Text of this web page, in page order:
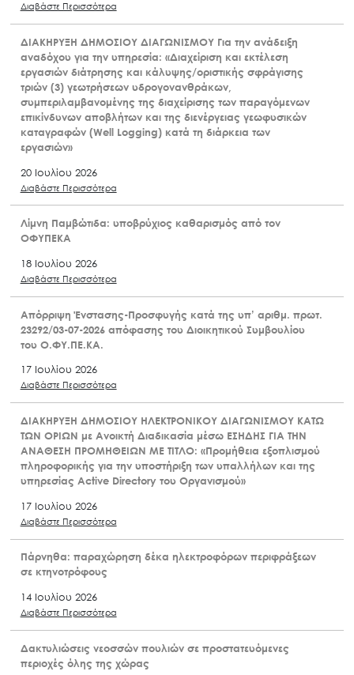
Διαβάστε Περισσότερα
ΔΙΑΚΗΡΥΞΗ ΔΗΜΟΣΙΟΥ ΔΙΑΓΩΝΙΣΜΟΥ Για την ανάδειξη
αναδόχου για την υπηρεσία: «Διαχείριση και εκτέλεση
εργασιών διάτρησης και κάλυψης/οριστικής σφράγισης
τριών (3) γεωτρήσεων υδρογονανθράκων,
συμπεριλαμβανομένης της διαχείρισης των παραγόμενων
επικίνδυνων αποβλήτων και της διενέργειας γεωφυσικών
καταγραφών (Well Logging) κατά τη διάρκεια των
εργασιών»
20 Ιουλίου 2026
Διαβάστε Περισσότερα
Λίμνη Παμβώτιδα: υποβρύχιος καθαρισμός από τον
ΟΦΥΠΕΚΑ
18 Ιουλίου 2026
Διαβάστε Περισσότερα
Απόρριψη Ένστασης-Προσφυγής κατά της υπ’ αριθμ. πρωτ.
23292/03-07-2026 απόφασης του Διοικητικού Συμβουλίου
του Ο.ΦΥ.ΠΕ.ΚΑ.
17 Ιουλίου 2026
Διαβάστε Περισσότερα
ΔΙΑΚΗΡΥΞΗ ΔΗΜΟΣΙΟΥ ΗΛΕΚΤΡΟΝΙΚΟΥ ΔΙΑΓΩΝΙΣΜΟΥ ΚΑΤΩ
ΤΩΝ ΟΡΙΩΝ με Ανοικτή Διαδικασία μέσω ΕΣΗΔΗΣ ΓΙΑ ΤΗΝ
ΑΝΑΘΕΣΗ ΠΡΟΜΗΘΕΙΩΝ ΜΕ ΤΙΤΛΟ: «Προμήθεια εξοπλισμού
πληροφορικής για την υποστήριξη των υπαλλήλων και της
υπηρεσίας Active Directory του Οργανισμού»
17 Ιουλίου 2026
Διαβάστε Περισσότερα
Πάρνηθα: παραχώρηση δέκα ηλεκτροφόρων περιφράξεων
σε κτηνοτρόφους
14 Ιουλίου 2026
Διαβάστε Περισσότερα
Δακτυλιώσεις νεοσσών πουλιών σε προστατευόμενες
περιοχές όλης της χώρας